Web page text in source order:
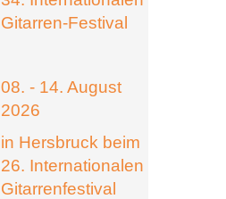
Gitarren-Festival
08. - 14. August
2026
in Hersbruck beim
26. Internationalen
Gitarrenfestival